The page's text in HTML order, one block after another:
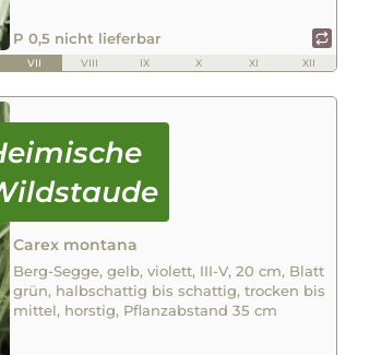
P 0,5 nicht lieferbar
VII VIII IX X XI XII
Carex montana
Berg-Segge, gelb, violett, III-V, 20 cm, Blatt
grün, halbschattig bis schattig, trocken bis
mittel, horstig, Pflanzabstand 35 cm